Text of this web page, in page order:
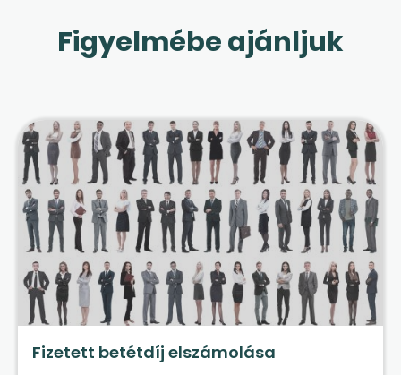
Figyelmébe ajánljuk
Fizetett betétdíj elszámolása